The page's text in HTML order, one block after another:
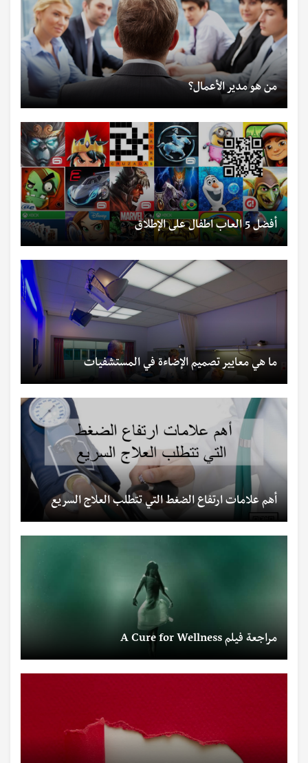
من هو مدير الأعمال؟
أفضل 5 العاب اطفال على الإطلاق
ما هي معايير تصميم الإضاءة في المستشفيات
أهم علامات ارتفاع الضغط التي تتطلب العلاج السريع
مراجعة فيلم A Cure for Wellness